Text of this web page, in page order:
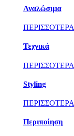
Αναλώσιμα
ΠΕΡΙΣΣΟΤΕΡΑ
Τεχνικά
ΠΕΡΙΣΣΟΤΕΡΑ
Styling
ΠΕΡΙΣΣΟΤΕΡΑ
Περιποίηση